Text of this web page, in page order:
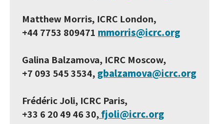
Matthew Morris, ICRC London,
+44 7753 809471 mmorris@icrc.org
Galina Balzamova, ICRC Moscow,
+7 093 545 3534, gbalzamova@icrc.org
Frédéric Joli, ICRC Paris,
+33 6 20 49 46 30,fjoli@icrc.org